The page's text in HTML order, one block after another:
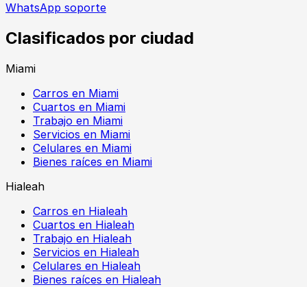
WhatsApp soporte
Clasificados por ciudad
Miami
Carros en Miami
Cuartos en Miami
Trabajo en Miami
Servicios en Miami
Celulares en Miami
Bienes raíces en Miami
Hialeah
Carros en Hialeah
Cuartos en Hialeah
Trabajo en Hialeah
Servicios en Hialeah
Celulares en Hialeah
Bienes raíces en Hialeah